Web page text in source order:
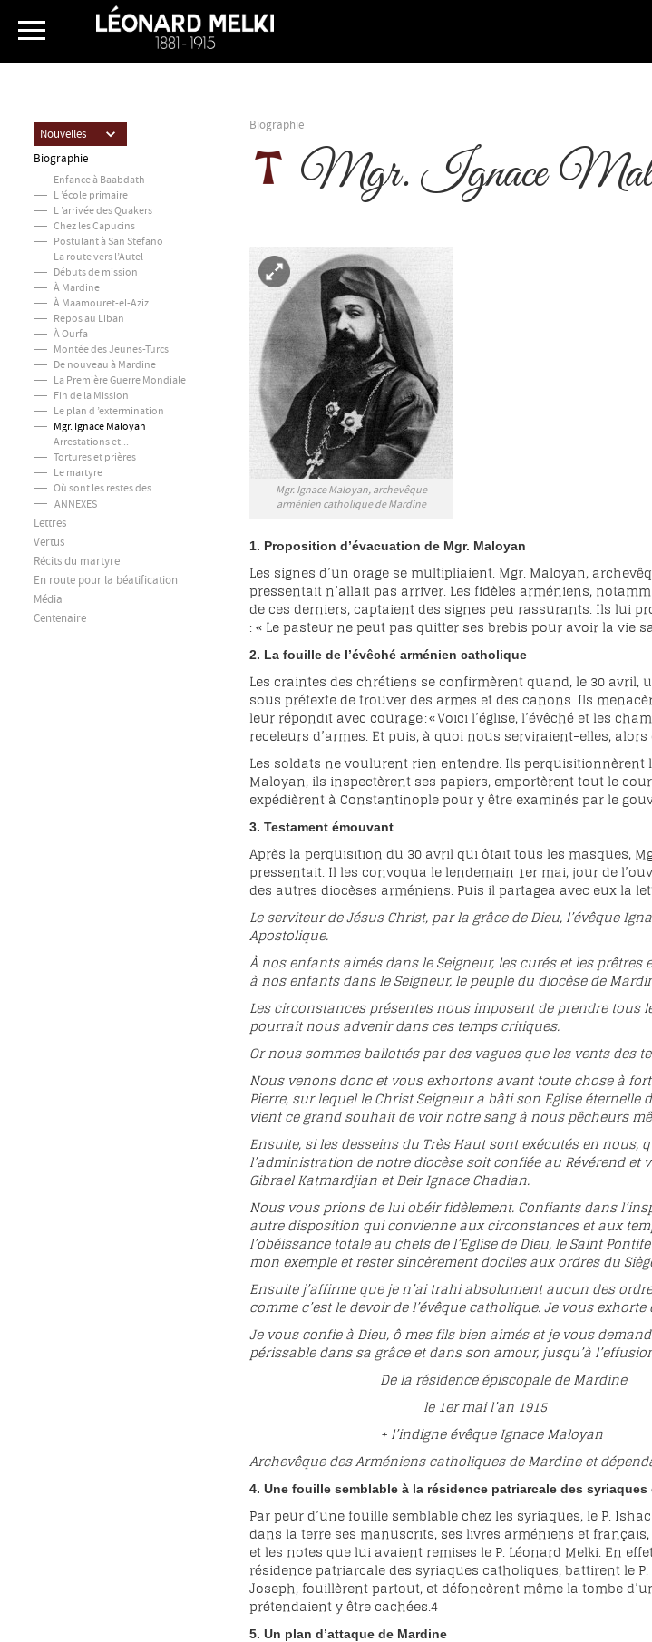
Nouvelles
Biographie
Enfance à Baabdath
L ’école primaire
L ’arrivée des Quakers
Chez les Capucins
Postulant à San Stefano
La route vers l’Autel
Débuts de mission
À Mardine
À Maamouret-el-Aziz
Repos au Liban
À Ourfa
Montée des Jeunes-Turcs
De nouveau à Mardine
La Première Guerre Mondiale
Fin de la Mission
Le plan d ’extermination
Mgr. Ignace Maloyan
Arrestations et...
Tortures et prières
Le martyre
Où sont les restes des...
ANNEXES
Lettres
Vertus
Récits du martyre
En route pour la béatification
Média
Centenaire
Biographie
Mgr. Ignace
Mgr. Ignace Maloyan, archevêque
arménien catholique de Mardine
1. Proposition d’évacuation de Mgr. Maloyan
Les signes d’un orage se multipliaient. Mgr. Maloyan,
pressentait n’allait pas arriver. Les fidèles arméniens,
de ces derniers, captaient des signes peu rassurants. Ils lui
: « Le pasteur ne peut pas quitter ses brebis pour avoir la vie
2. La fouille de l’évêché arménien catholique
Les craintes des chrétiens se confirmèrent quand, le 30 avril,
sous prétexte de trouver des armes et des canons. Ils
leur répondit avec courage : « Voici l’église, l’évêché et les
receleurs d’armes. Et puis, à quoi nous serviraient-elles,
Les soldats ne voulurent rien entendre. Ils perquisitionnèrent
Maloyan, ils inspectèrent ses papiers, emportèrent tout le
expédièrent à Constantinople pour y être examinés par le
3. Testament émouvant
Après la perquisition du 30 avril qui ôtait tous les masques,
pressentait. Il les convoqua le lendemain 1er mai, jour de
des autres diocèses arméniens. Puis il partagea avec eux la
Le serviteur de Jésus Christ, par la grâce de Dieu, l’évêque
Apostolique.
À nos enfants aimés dans le Seigneur, les curés et les
à nos enfants dans le Seigneur, le peuple du diocèse de
Les circonstances présentes nous imposent de prendre
pourrait nous advenir dans ces temps critiques.
Or nous sommes ballottés par des vagues que les vents des
Nous venons donc et vous exhortons avant toute chose à
Pierre, sur lequel le Christ Seigneur a bâti son Eglise
vient ce grand souhait de voir notre sang à nous pêcheurs
Ensuite, si les desseins du Très Haut sont exécutés en
l’administration de notre diocèse soit confiée au Révérend et
Gibrael Katmardjian et Deir Ignace Chadian.
Nous vous prions de lui obéir fidèlement. Confiants dans
autre disposition qui convienne aux circonstances et aux
l’obéissance totale au chefs de l’Eglise de Dieu, le Saint
mon exemple et rester sincèrement dociles aux ordres du
Ensuite j’affirme que je n’ai trahi absolument aucun des
comme c’est le devoir de l’évêque catholique. Je vous
Je vous confie à Dieu, ô mes fils bien aimés et je vous
périssable dans sa grâce et dans son amour, jusqu’à
De la résidence épiscopale de Mardine
le 1er mai l’an 1915
+ l’indigne évêque Ignace Maloyan
Archevêque des Arméniens catholiques de Mardine et
4. Une fouille semblable à la résidence patriarcale des
Par peur d’une fouille semblable chez les syriaques, le P.
dans la terre ses manuscrits, ses livres arméniens et
et les notes que lui avaient remises le P. Léonard Melki. En
résidence patriarcale des syriaques catholiques, battirent le
Joseph, fouillèrent partout, et défoncèrent même la tombe
prétendaient y être cachées.4
5. Un plan d’attaque de Mardine